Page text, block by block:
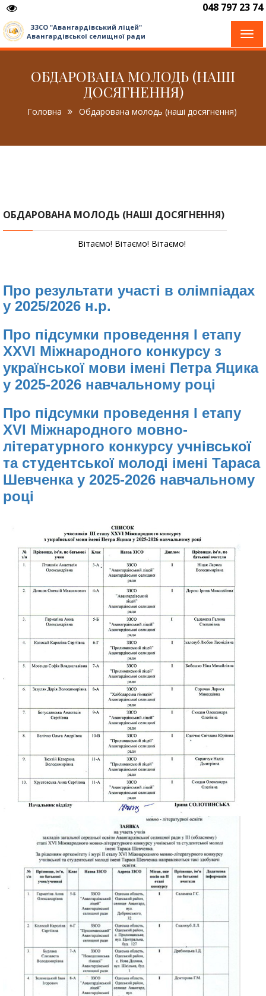
048 797 23 74
ЗЗСО "Авангардівський ліцей"
Авангардівської селищної ради
ОБДАРОВАНА МОЛОДЬ (НАШІ
ДОСЯГНЕННЯ)
Головна Обдарована молодь (наші досягнення)
ОБДАРОВАНА МОЛОДЬ (НАШІ ДОСЯГНЕННЯ)
Вітаємо! Вітаємо! Вітаємо!
Про результати участі в олімпіадах
у 2025/2026 н.р.
Про підсумки проведення І етапу
XХVІ Міжнародного конкурсу з
української мови імені Петра Яцика
у 2025-2026 навчальному році
Про підсумки проведення І етапу
ХVІ Міжнародного мовно-
літературного конкурсу учнівської
та студентської молоді імені Тараса
Шевченка у 2025-2026 навчальному
році